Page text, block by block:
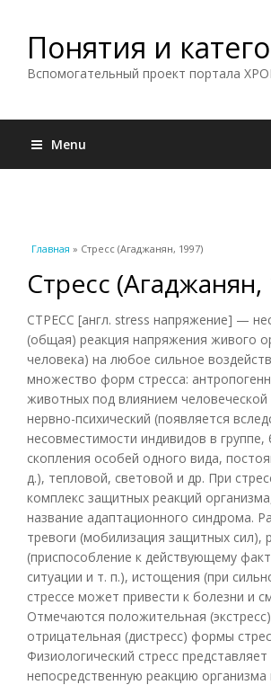
Понятия и
Вспомогательный проект портала
Menu
Вы здесь
Главная » Стресс (Агаджанян, 1997)
Стресс (Агаджанян,
СТРЕСС [англ. stress напряжение] —
(общая) реакция напряжения живого
человека) на любое сильное
множество форм стресса:
животных под влиянием человеческой
нервно-психический (появляется
несовместимости индивидов в
скопления особей одного вида,
д.), тепловой, световой и др. При
комплекс защитных реакций
название адаптационного синдрома.
тревоги (мобилизация защитных сил),
(приспособление к действующему
ситуации и т. п.), истощения (при
стрессе может привести к болезни и
Отмечаются положительная
отрицательная (дистресс) формы
Физиологический стресс
непосредственную реакцию организма